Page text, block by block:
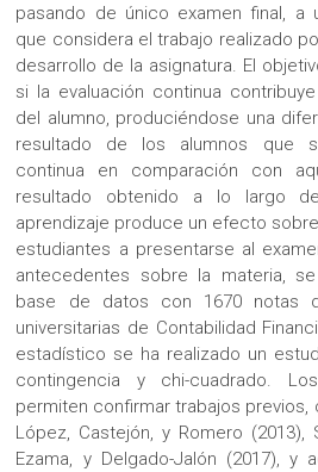
pasando de único examen final, a
que considera el trabajo realizado
desarrollo de la asignatura. El
si la evaluación continua
del alumno, produciéndose una
resultado de los alumnos que
continua en comparación con
resultado obtenido a lo largo
aprendizaje produce un efecto
estudiantes a presentarse al
antecedentes sobre la materia,
base de datos con 1670 notas
universitarias de Contabilidad
estadístico se ha realizado un
contingencia y chi-cuadrado.
permiten confirmar trabajos previos,
López, Castejón, y Romero (2013),
Ezama, y Delgado-Jalón (2017), y